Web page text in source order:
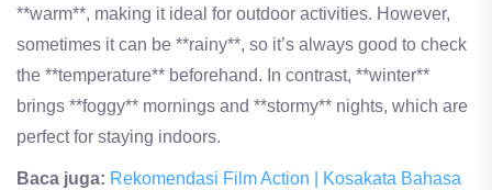
**warm**, making it ideal for outdoor activities. However,
sometimes it can be **rainy**, so it’s always good to check
the **temperature** beforehand. In contrast, **winter**
brings **foggy** mornings and **stormy** nights, which are
perfect for staying indoors.
Baca juga: Rekomendasi Film Action | Kosakata Bahasa